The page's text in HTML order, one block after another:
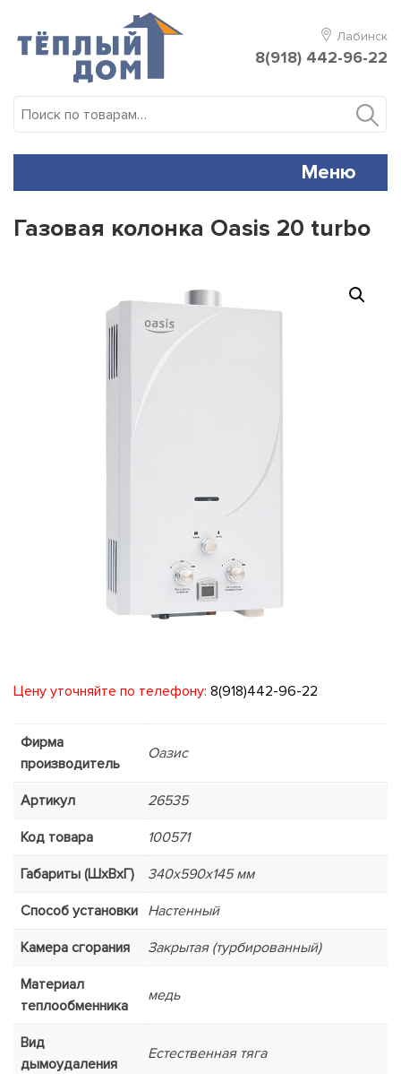
content
Лабинск
8(918) 442-96-22
Искать:
Меню
Газовая колонка Oasis 20 turbo
Цену уточняйте по телефону: 8(918)442-96-22
Фирма
производитель
Оазис
Артикул 26535
Код товара 100571
Габариты (ШхВхГ) 340x590x145 мм
Способ установки Настенный
Камера сгорания Закрытая (турбированный)
Материал
теплообменника
медь
Вид
дымоудаления
Естественная тяга